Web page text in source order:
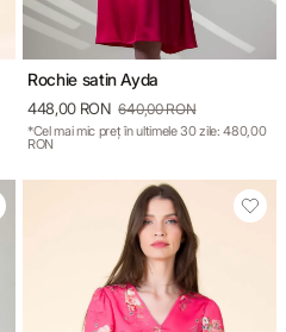
Rochie satin Ayda
448,00 RON 640,00 RON
*Cel mai mic preț în ultimele 30 zile: 480,00
RON